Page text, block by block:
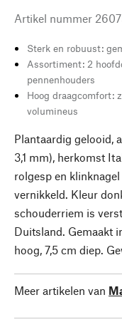
Artikel nummer
Sterk en robuust:
Assortiment: 2
pennenhouders
Hoog draagcomfort:
volumineus
Plantaardig gelooid,
3,1 mm), herkomst
rolgesp en
vernikkeld. Kleur
schouderriem is
Duitsland. Gemaakt
hoog, 7,5 cm diep.
Meer artikelen van